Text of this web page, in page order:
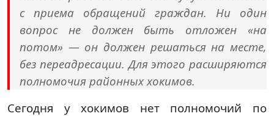
с приема обращений граждан. Ни один
вопрос не должен быть отложен «на
потом» — он должен решаться на месте,
без переадресации. Для этого расширяются
полномочия районных хокимов.
Сегодня у хокимов нет полномочий по